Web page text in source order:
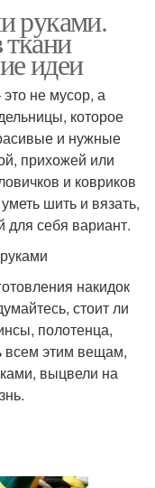
коврик
руками.
идеи
не мусор, а
которое
и нужные
прихожей или
и ковриков
шить и вязать,
для себя вариант.
накидок
стоит ли
полотенца,
этим вещам,
выцвели на